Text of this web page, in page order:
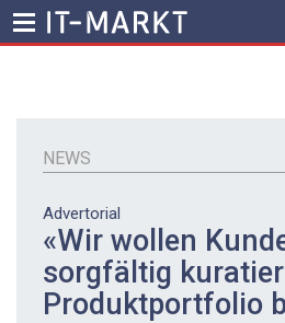
NEWS
Advertorial
«Wir wollen
sorgfältig
Produktportfolio